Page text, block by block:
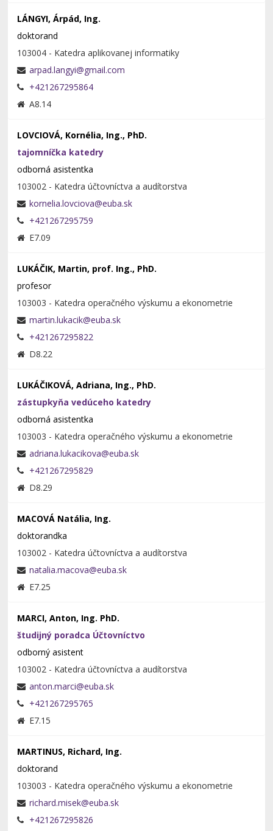
LÁNGYI, Árpád, Ing.
doktorand
103004 - Katedra aplikovanej informatiky
+421267295864
A8.14
LOVCIOVÁ, Kornélia, Ing., PhD.
tajomníčka katedry
odborná asistentka
103002 - Katedra účtovníctva a audítorstva
+421267295759
E7.09
LUKÁČIK, Martin, prof. Ing., PhD.
profesor
103003 - Katedra operačného výskumu a ekonometrie
+421267295822
D8.22
LUKÁČIKOVÁ, Adriana, Ing., PhD.
zástupkyňa vedúceho katedry
odborná asistentka
103003 - Katedra operačného výskumu a ekonometrie
+421267295829
D8.29
MACOVÁ Natália, Ing.
doktorandka
103002 - Katedra účtovníctva a audítorstva
E7.25
MARCI, Anton, Ing. PhD.
študijný poradca Účtovníctvo
odborný asistent
103002 - Katedra účtovníctva a audítorstva
+421267295765
E7.15
MARTINUS, Richard, Ing.
doktorand
103003 - Katedra operačného výskumu a ekonometrie
+421267295826